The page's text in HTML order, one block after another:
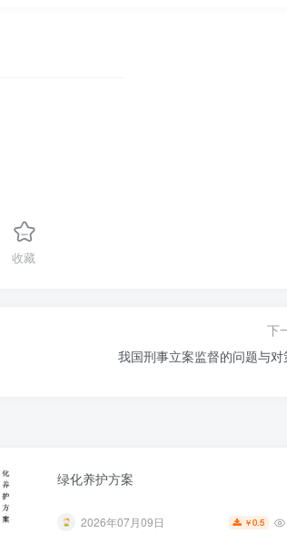
收藏
下
我国刑事立案监督的问题与
绿化养护方案
2026年07月09日 ￥0.5